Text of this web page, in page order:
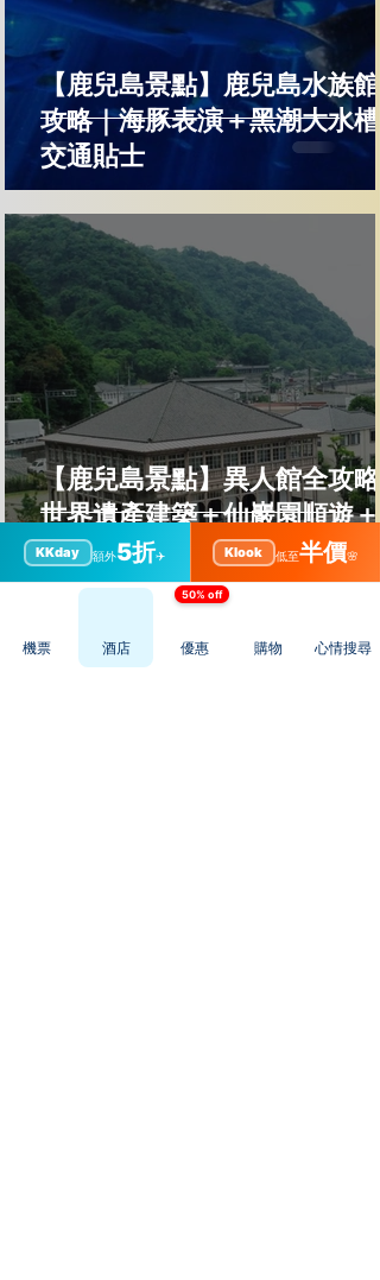
【鹿兒島景點】鹿兒島水族館
攻略｜海豚表演＋黑潮大水槽
交通貼士
【鹿兒島景點】異人館全攻略
世界遺產建築＋仙巖園順遊＋
通貼士
KKday 額外5折✈️ Klook 低至半價🌸
機票 酒店
50% off
優惠 購物 心情搜尋